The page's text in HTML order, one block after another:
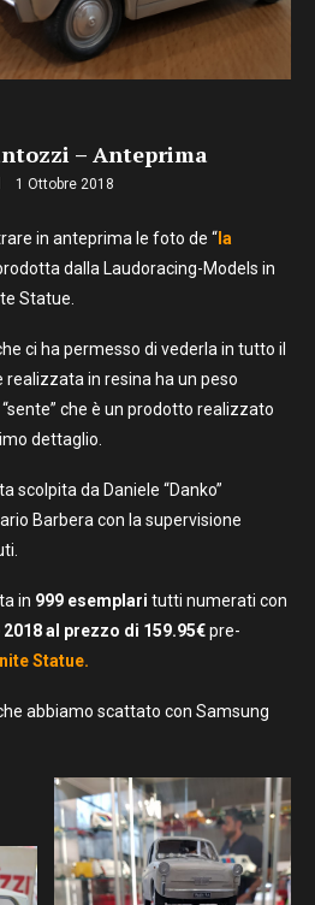
– Anteprima
1 Ottobre 2018
in anteprima le foto de “ la
dalla Laudoracing-Models in
Statue.
ci ha permesso di vederla in tutto il
in resina ha un peso
che è un prodotto realizzato
dettaglio.
scolpita da Daniele “Danko”
Barbera con la supervisione
in 999 esemplari tutti numerati con
al prezzo di 159.95€pre-
Statue.
abbiamo scattato con Samsung